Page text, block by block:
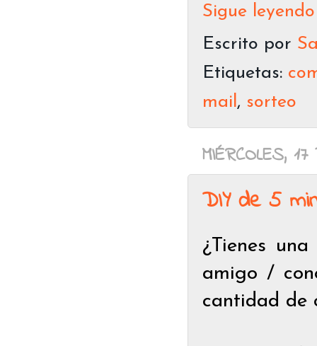
Sigue
Escrito por
Etiquetas:
mail, sorteo
MIÉRCOLES,
DIY de 5
¿Tienes
amigo /
cantidad de